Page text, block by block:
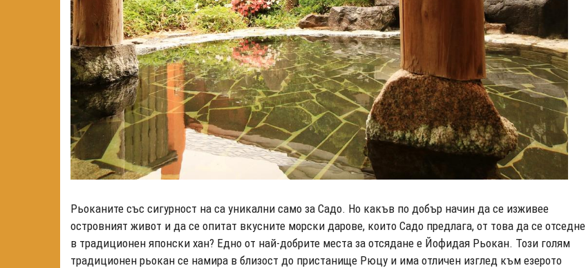
Рьоканите със сигурност на са уникални само за Садо. Но какъв по добър начин да се изживее
островният живот и да се опитат вкусните морски дарове, които Садо предлага, от това да се отседне
в традиционен японски хан? Едно от най-добрите места за отсядане е Йофидая Рьокан. Този голям
традиционен рьокан се намира в близост до пристанище Рюцу и има отличен изглед към езерото